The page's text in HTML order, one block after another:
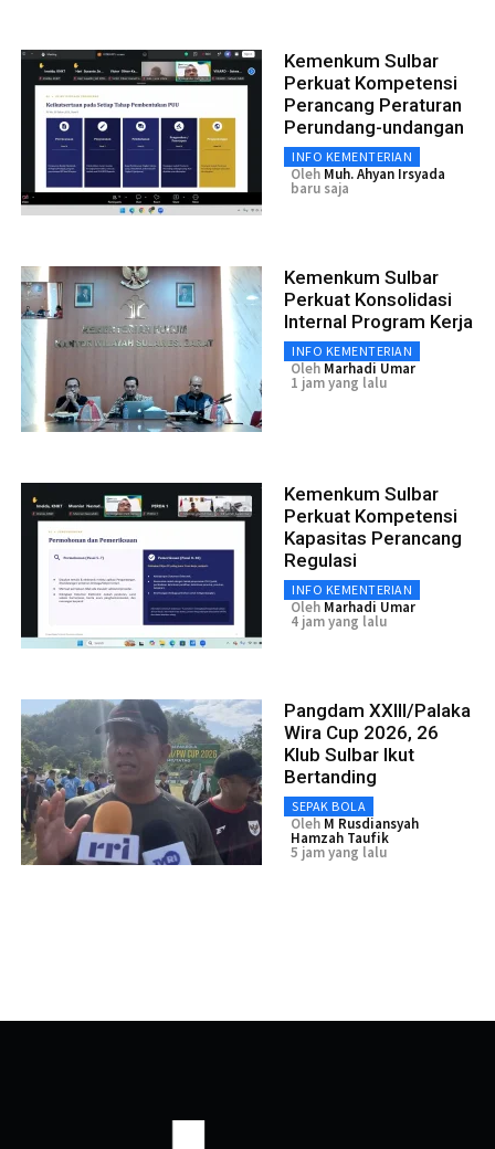
Kemenkum Sulbar
Perkuat Kompetensi
Perancang Peraturan
Perundang-undangan
INFO KEMENTERIAN
Oleh Muh. Ahyan Irsyada
baru saja
Kemenkum Sulbar
Perkuat Konsolidasi
Internal Program Kerja
INFO KEMENTERIAN
Oleh Marhadi Umar
1 jam yang lalu
Kemenkum Sulbar
Perkuat Kompetensi
Kapasitas Perancang
Regulasi
INFO KEMENTERIAN
Oleh Marhadi Umar
4 jam yang lalu
Pangdam XXIII/Palaka
Wira Cup 2026, 26
Klub Sulbar Ikut
Bertanding
SEPAK BOLA
Oleh M Rusdiansyah
Hamzah Taufik
5 jam yang lalu